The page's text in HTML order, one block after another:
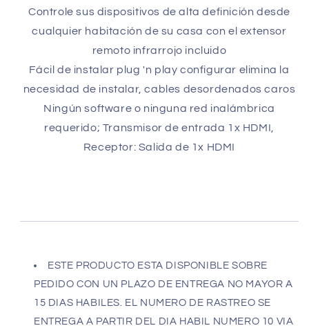
Controle sus dispositivos de alta definición desde
cualquier habitación de su casa con el extensor
remoto infrarrojo incluido
Fácil de instalar plug 'n play configurar elimina la
necesidad de instalar, cables desordenados caros
Ningún software o ninguna red inalámbrica
requerido; Transmisor de entrada 1x HDMI,
Receptor: Salida de 1x HDMI
ESTE PRODUCTO ESTA DISPONIBLE SOBRE
PEDIDO CON UN PLAZO DE ENTREGA NO MAYOR A
15 DIAS HABILES. EL NUMERO DE RASTREO SE
ENTREGA A PARTIR DEL DIA HABIL NUMERO 10 VIA